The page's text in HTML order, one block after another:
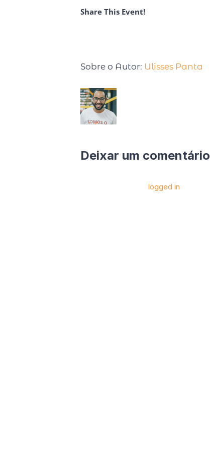
Share This Event!
Sobre o Autor: Ulisses Panta
Deixar um comentário
logged in